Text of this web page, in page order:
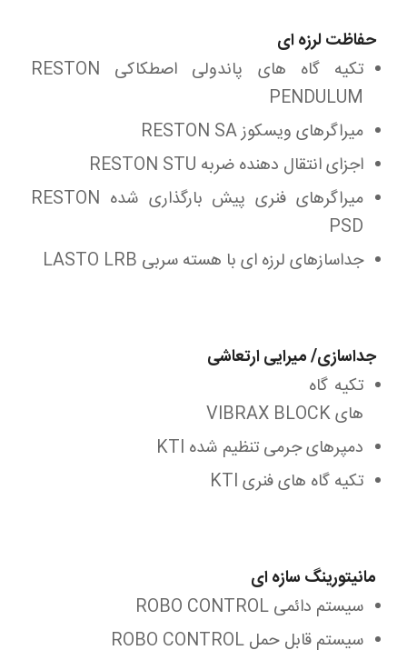
حفاظت لرزه ای
تکیه گاه های پاندولی اصطکاکی RESTON
PENDULUM
میراگرهای ویسکوز RESTON SA
اجزای انتقال دهنده ضربه RESTON STU
میراگرهای فنری پیش بارگذاری شده RESTON
PSD
جداسازهای لرزه ای با هسته سربی LASTO LRB
جداسازی/ میرایی ارتعاشی
تکیه گاه
های VIBRAX BLOCK
دمپرهای جرمی تنظیم شده KTI
تکیه گاه های فنری KTI
مانیتورینگ سازه ای
سیستم دائمی ROBO CONTROL
سیستم قابل حمل ROBO CONTROL